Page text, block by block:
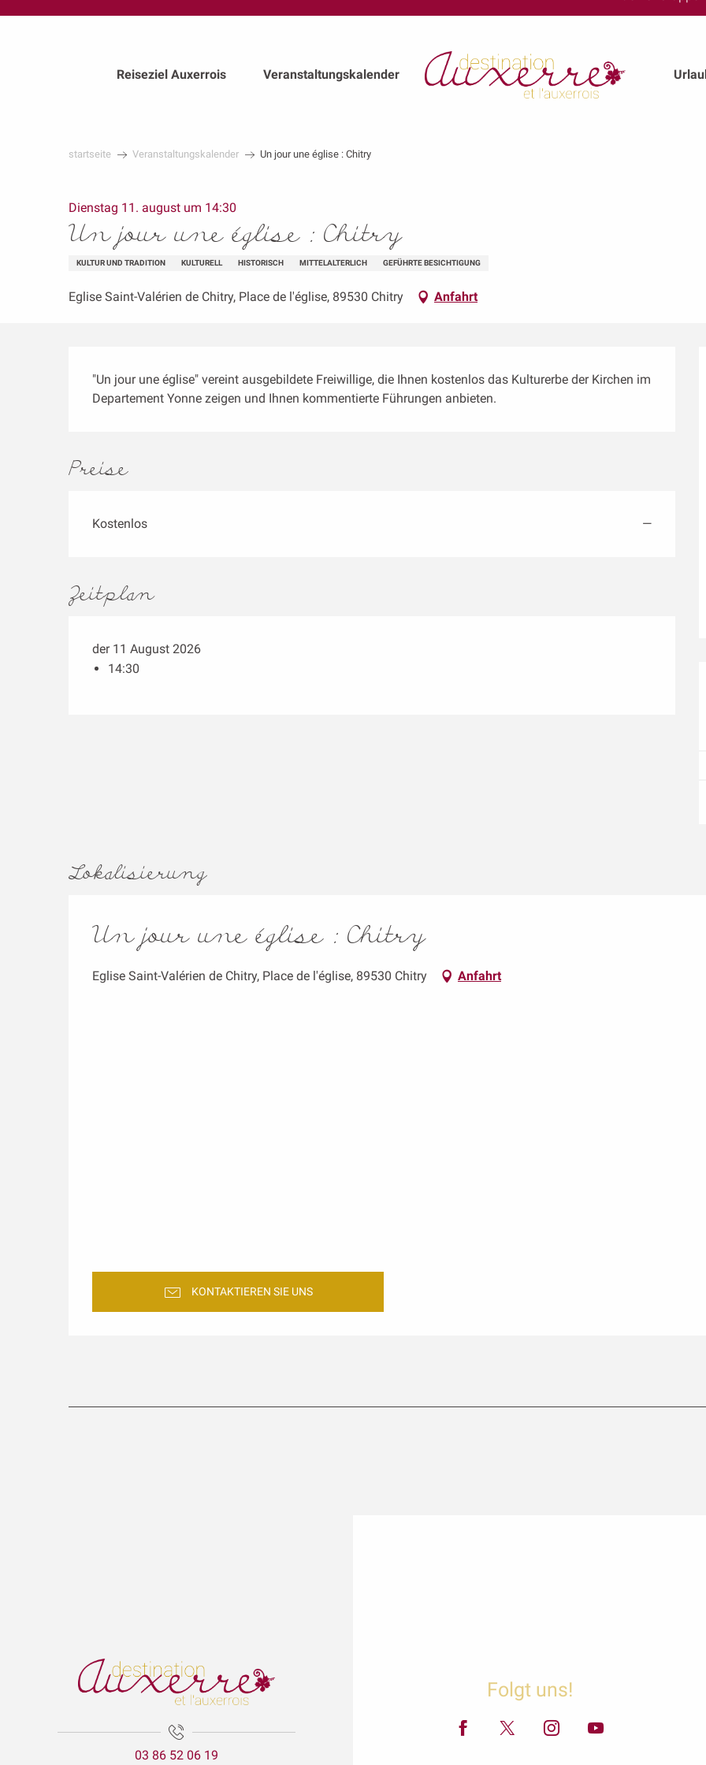
Reiseziel Auxerrois Veranstaltungskalender
startseite Veranstaltungskalender Un jour une église : Chitry
Dienstag 11. august um 14:30
Un jour une église : Chitry
KULTUR UND TRADITION KULTURELL HISTORISCH MITTELALTERLICH GEFÜHRTE BESICHTIGUNG
Eglise Saint-Valérien de Chitry, Place de l'église, 89530 Chitry Anfahrt
Beschreibung
"Un jour une église" vereint ausgebildete Freiwillige, die Ihnen kostenlos das Kulturerbe der Kirchen im
Departement Yonne zeigen und Ihnen kommentierte Führungen anbieten.
Preise
Kostenlos —
Zeitplan
der 11 August 2026
14:30
Lokalisierung
Un jour une église : Chitry
Eglise Saint-Valérien de Chitry, Place de l'église, 89530 Chitry Anfahrt
KONTAKTIEREN SIE UNS
03 86 52 06 19
Folgt uns!